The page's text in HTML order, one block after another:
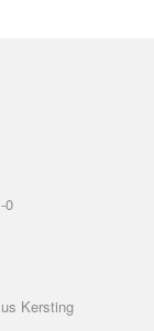
0
Kersting